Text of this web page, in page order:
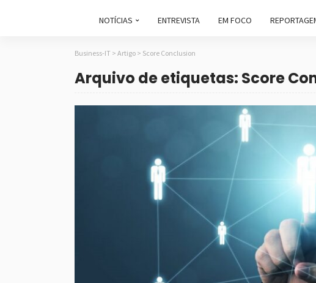
NOTÍCIAS ENTREVISTA EM FOCO
Business-IT > Artigo > Score Conclusion
Arquivo de etiquetas: Score